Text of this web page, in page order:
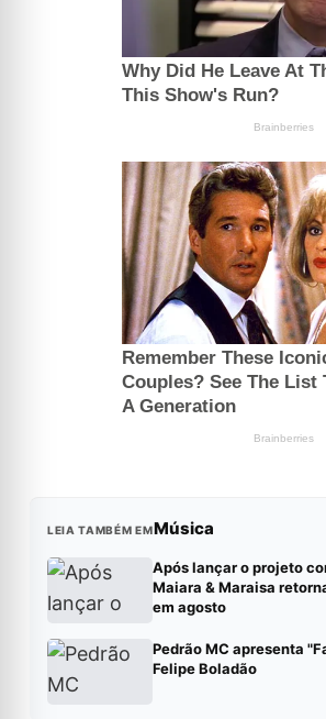
LEIA TAMBÉM EMMúsica
Após lançar o projeto
Maiara & Maraisa
em agosto
Pedrão MC apresenta
Felipe Boladão